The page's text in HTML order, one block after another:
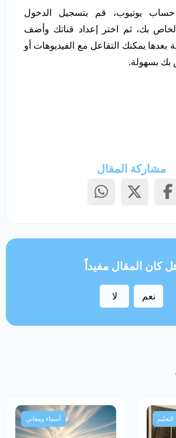
حساب يوتيوب، قم بتسجيل الدخول
بك، ثم اختر إعداد قناتك وأضف
بعدها يمكنك التفاعل مع الفيديوهات أو
بسهولة.
مشاركة المقال
كان المقال مفيداً
نعم لا
التعليم أسماء ومعاني